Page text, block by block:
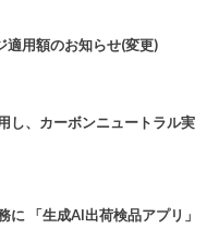
用額のお知らせ(変更)
し、カーボンニュートラル実
「生成AI出荷検品アプリ」